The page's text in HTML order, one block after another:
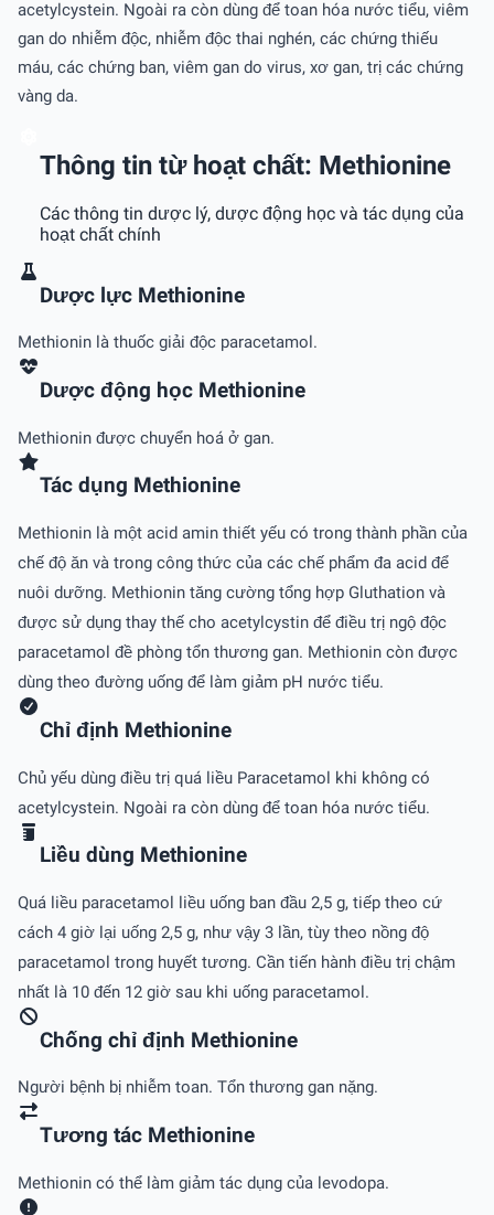
acetylcystein. Ngoài ra còn dùng để toan hóa nước tiểu, viêm
gan do nhiễm độc, nhiễm độc thai nghén, các chứng thiếu
máu, các chứng ban, viêm gan do virus, xơ gan, trị các chứng
vàng da.
Thông tin từ hoạt chất: Methionine
Các thông tin dược lý, dược động học và tác dụng của
hoạt chất chính
Dược lực Methionine
Methionin là thuốc giải độc paracetamol.
Dược động học Methionine
Methionin được chuyển hoá ở gan.
Tác dụng Methionine
Methionin là một acid amin thiết yếu có trong thành phần của
chế độ ăn và trong công thức của các chế phẩm đa acid để
nuôi dưỡng. Methionin tăng cường tổng hợp Gluthation và
được sử dụng thay thế cho acetylcystin để điều trị ngộ độc
paracetamol đề phòng tổn thương gan. Methionin còn được
dùng theo đường uống để làm giảm pH nước tiểu.
Chỉ định Methionine
Chủ yếu dùng điều trị quá liều Paracetamol khi không có
acetylcystein. Ngoài ra còn dùng để toan hóa nước tiểu.
Liều dùng Methionine
Quá liều paracetamol liều uống ban đầu 2,5 g, tiếp theo cứ
cách 4 giờ lại uống 2,5 g, như vậy 3 lần, tùy theo nồng độ
paracetamol trong huyết tương. Cần tiến hành điều trị chậm
nhất là 10 đến 12 giờ sau khi uống paracetamol.
Chống chỉ định Methionine
Người bệnh bị nhiễm toan. Tổn thương gan nặng.
Tương tác Methionine
Methionin có thể làm giảm tác dụng của levodopa.